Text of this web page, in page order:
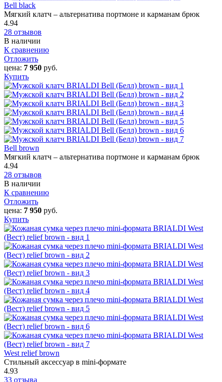
Bell black
Мягкий клатч – альтернатива портмоне и карманам брюк
4.94
28 отзывов
В наличии
К сравнению
Отложить
цена: 7 950 руб.
Купить
Bell brown
Мягкий клатч – альтернатива портмоне и карманам брюк
4.94
28 отзывов
В наличии
К сравнению
Отложить
цена: 7 950 руб.
Купить
West relief brown
Стильный аксессуар в mini-формате
4.93
33 отзыва